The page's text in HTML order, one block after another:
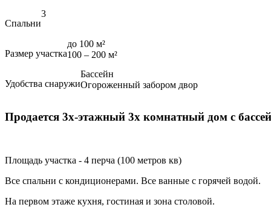
Спальни
3
Размер участка
до 100 м²
100 – 200 м²
Удобства снаружи
Бассейн
Огороженный забором двор
Продается 3х-этажный 3х комнатный дом с
Площадь участка - 4 перча (100 метров кв)
Все спальни с кондиционерами. Все ванные с горячей водой.
На первом этаже кухня, гостиная и зона столовой.